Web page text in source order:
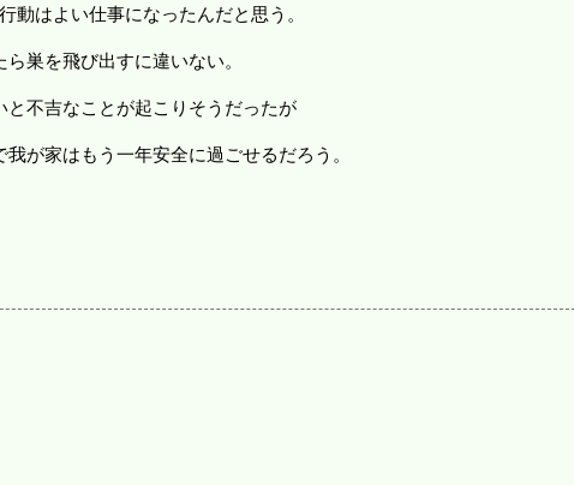
動はよい仕事になったんだと思う。
ら巣を飛び出すに違いない。
と不吉なことが起こりそうだったが
が家はもう一年安全に過ごせるだろう。